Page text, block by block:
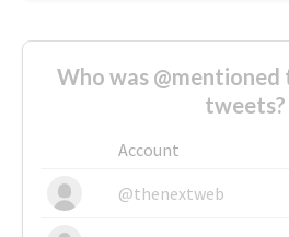
Who was
tweets?
Account
@thenextweb